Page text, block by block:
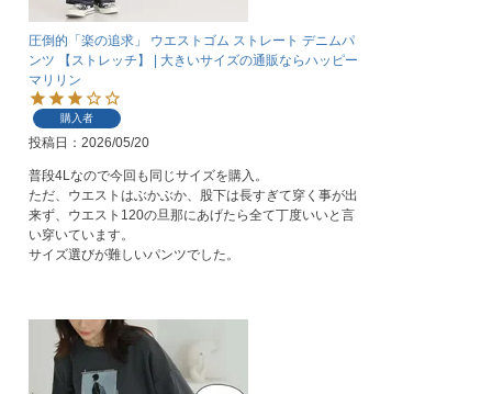
圧倒的「楽の追求」 ウエストゴム ストレート デニムパ
ンツ 【ストレッチ】 | 大きいサイズの通販ならハッピー
マリリン
購入者
投稿日 2026/05/20
普段4Lなので今回も同じサイズを購入。
ただ、ウエストはぶかぶか、股下は長すぎて穿く事が出
来ず、ウエスト120の旦那にあげたら全て丁度いいと言
い穿いています。
サイズ選びが難しいパンツでした。